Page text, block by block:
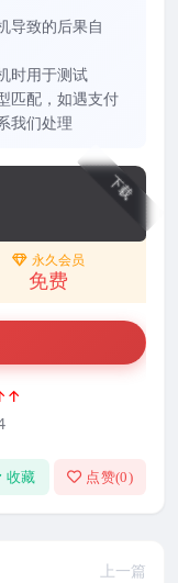
导致的后果自
时用于测试
匹配，如遇支付
我们处理
下载
永久会员
免费
收藏 点赞(0)
上一篇